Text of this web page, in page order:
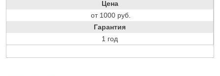
Цена
от 1000 руб.
Гарантия
1 год